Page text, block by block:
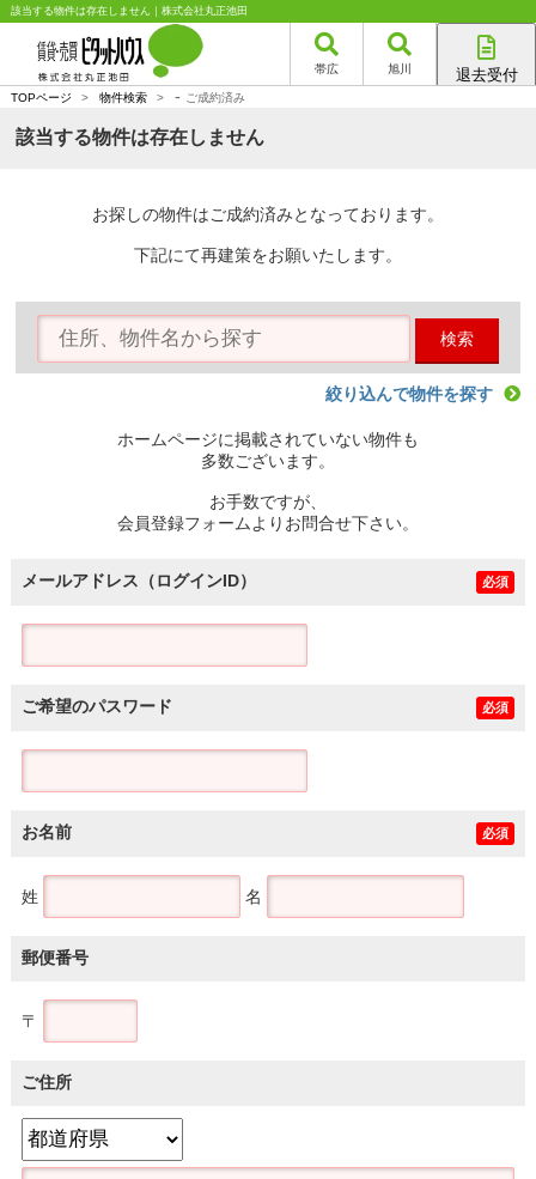
該当する物件は存在しません｜株式会社丸正池田
帯広 旭川 退去受付
TOPページ > 物件検索 > - ご成約済み
該当する物件は存在しません
お探しの物件はご成約済みとなっております。
下記にて再建策をお願いたします。
検索
絞り込んで物件を探す
ホームページに掲載されていない物件も
多数ございます。
お手数ですが、
会員登録フォームよりお問合せ下さい。
メールアドレス（ログインID） 必須
ご希望のパスワード 必須
お名前 必須
姓 名
郵便番号
〒
ご住所